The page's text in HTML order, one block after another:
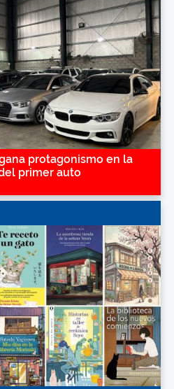
protagonismo en la
primer auto